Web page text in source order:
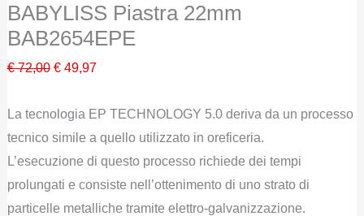
BABYLISS Piastra 22mm
BAB2654EPE
€72,00 Il
originale
era:
€ 72,00.
€49,97Il
attuale
è:
€ 49,97.
La tecnologia EP TECHNOLOGY 5.0 deriva da un processo
tecnico simile a quello utilizzato in oreficeria.
L’esecuzione di questo processo richiede dei tempi
prolungati e consiste nell’ottenimento di uno strato di
particelle metalliche tramite elettro-galvanizzazione.